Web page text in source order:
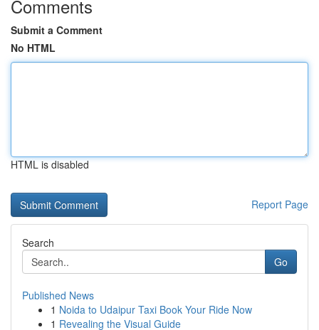
Comments
Submit a Comment
No HTML
HTML is disabled
Report Page
Search
Go
Published News
1 Noida to Udaipur Taxi Book Your Ride Now
1 Revealing the Visual Guide